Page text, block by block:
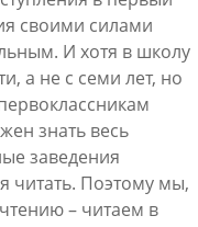
своими силами
И хотя в школу
а не с семи лет, но
знать весь
заведения
читать. Поэтому мы,
– читаем в